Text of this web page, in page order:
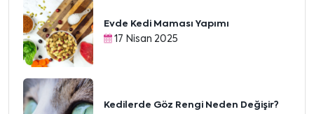
Evde Kedi Maması Yapımı
17 Nisan 2025
Kedilerde Göz Rengi Neden Değişir?